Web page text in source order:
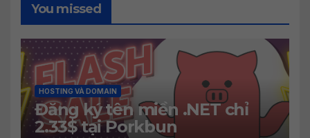
You missed
HOSTING VÀ DOMAIN
Đăng ký tên miền .NET chỉ
2.33$ tại Porkbun